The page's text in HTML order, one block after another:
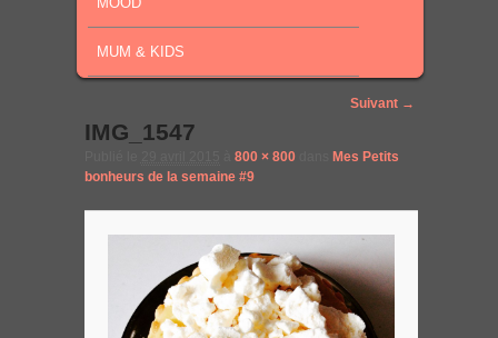
MUM & KIDS
Suivant →
IMG_1547
800 × 800dans Mes Petits
bonheurs de la semaine #9